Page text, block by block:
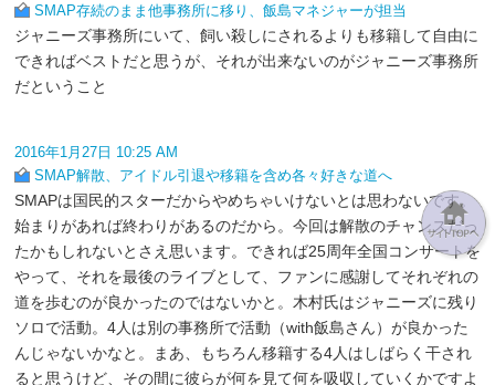
SMAP存続のまま他事務所に移り、飯島マネジャーが担当
ジャニーズ事務所にいて、飼い殺しにされるよりも移籍して自由に
できればベストだと思うが、それが出来ないのがジャニーズ事務所
だということ
2016年1月27日 10:25 AM
SMAP解散、アイドル引退や移籍を含め各々好きな道へ
SMAPは国民的スターだからやめちゃいけないとは思わないです。
始まりがあれば終わりがあるのだから。今回は解散のチャンスだっ
たかもしれないとさえ思います。できれば25周年全国コンサートを
やって、それを最後のライブとして、ファンに感謝してそれぞれの
道を歩むのが良かったのではないかと。木村氏はジャニーズに残り
ソロで活動。4人は別の事務所で活動（with飯島さん）が良かった
んじゃないかなと。まあ、もちろん移籍する4人はしばらく干され
ると思うけど、その間に彼らが何を見て何を吸収していくかですよ